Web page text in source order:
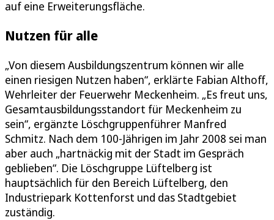
auf eine Erweiterungsfläche.
Nutzen für alle
„Von diesem Ausbildungszentrum können wir alle
einen riesigen Nutzen haben“, erklärte Fabian Althoff,
Wehrleiter der Feuerwehr Meckenheim. „Es freut uns,
Gesamtausbildungsstandort für Meckenheim zu
sein“, ergänzte Löschgruppenführer Manfred
Schmitz. Nach dem 100-Jährigen im Jahr 2008 sei man
aber auch „hartnäckig mit der Stadt im Gespräch
geblieben“. Die Löschgruppe Lüftelberg ist
hauptsächlich für den Bereich Lüftelberg, den
Industriepark Kottenforst und das Stadtgebiet
zuständig.